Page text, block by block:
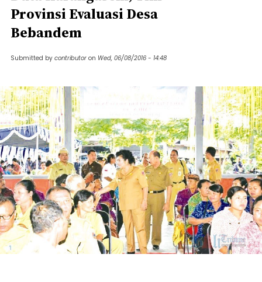
Provinsi Evaluasi Desa
Bebandem
Submitted by contributor on Wed, 06/08/2016 - 14:48